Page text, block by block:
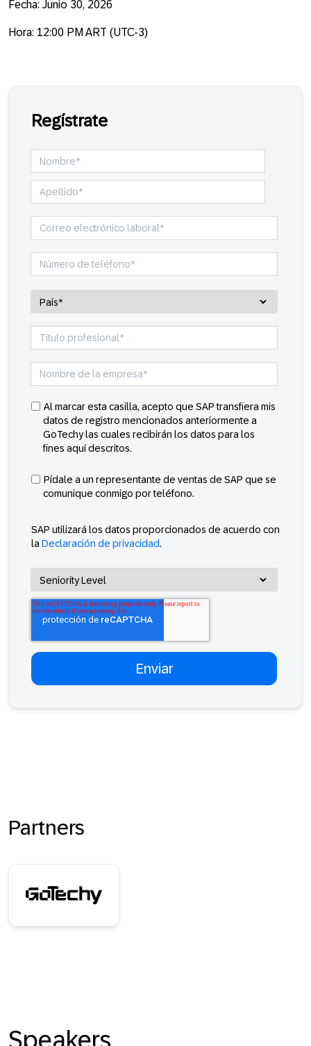
Fecha: Junio 30, 2026
Hora: 12:00 PM ART (UTC-3)
Regístrate
Al marcar esta casilla, acepto que SAP transfiera mis
datos de registro mencionados anteriormente a
GoTechy las cuales recibirán los datos para los
fines aquí descritos.
Pídale a un representante de ventas de SAP que se
comunique conmigo por teléfono.
SAP utilizará los datos proporcionados de acuerdo con
la Declaración de privacidad.
Partners
Speakers